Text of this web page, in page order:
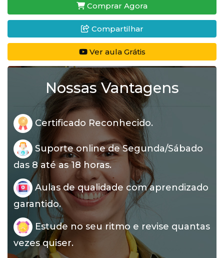
Comprar Agora
Compartilhar
Ver aula Grátis
Nossas Vantagens
Certificado Reconhecido.
Suporte online de Segunda/Sábado
das 8 até as 18 horas.
Aulas de qualidade com aprendizado
garantido.
Estude no seu ritmo e revise quantas
vezes quiser.